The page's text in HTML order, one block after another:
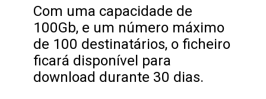
Com uma capacidade de
100Gb, e um número máximo
de 100 destinatários, o ficheiro
ficará disponível para
download durante 30 dias.